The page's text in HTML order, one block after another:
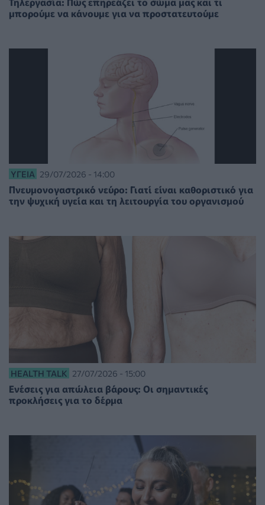
μπορούμε να κάνουμε για να προστατευτούμε
ΥΓΕΊΑ 29/07/2026 - 14:00
Πνευμονογαστρικό νεύρο: Γιατί είναι καθοριστικό για
την ψυχική υγεία και τη λειτουργία του οργανισμού
HEALTH TALK 27/07/2026 - 15:00
Ενέσεις για απώλεια βάρους: Οι σημαντικές
προκλήσεις για το δέρμα